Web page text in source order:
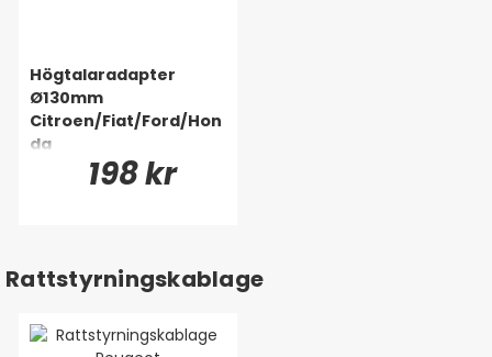
Högtalaradapter
Ø130mm
Citroen/Fiat/Ford/Hon
da
198 kr
Rattstyrningskablage